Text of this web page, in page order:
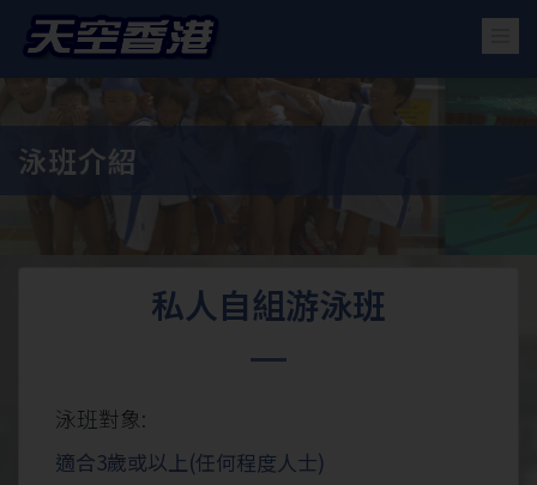
泳班介紹
私人自組游泳班
泳班對象:
適合3歲或以上(任何程度人士)